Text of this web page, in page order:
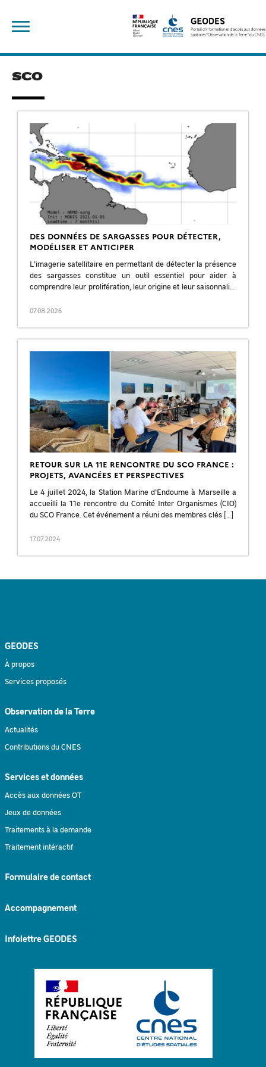
content
SCO
DES DONNÉES DE SARGASSES POUR DÉTECTER,
MODÉLISER ET ANTICIPER
L’imagerie satellitaire en permettant de détecter la présence
des sargasses constitue un outil essentiel pour aider à
comprendre leur prolifération, leur origine et leur saisonnalité
07.08.2026
RETOUR SUR LA 11E RENCONTRE DU SCO FRANCE :
PROJETS, AVANCÉES ET PERSPECTIVES
Le 4 juillet 2024, la Station Marine d’Endoume à Marseille a
accueilli la 11e rencontre du Comité Inter Organismes (CIO)
du SCO France. Cet événement a réuni des membres clés […]
17.07.2024
GEODES
À propos
Services proposés
Observation de la Terre
Actualités
Contributions du CNES
Services et données
Accès aux données OT
Jeux de données
Traitements à la demande
Traitement intéractif
Formulaire de contact
Accompagnement
Infolettre GEODES